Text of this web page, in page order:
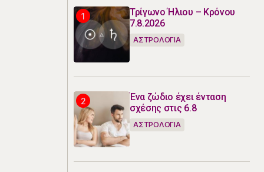
Τρίγωνο Ήλιου – Κρόνου
7.8.2026
ΑΣΤΡΟΛΟΓΙΑ
Ένα ζώδιο έχει ένταση
σχέσης στις 6.8
ΑΣΤΡΟΛΟΓΙΑ